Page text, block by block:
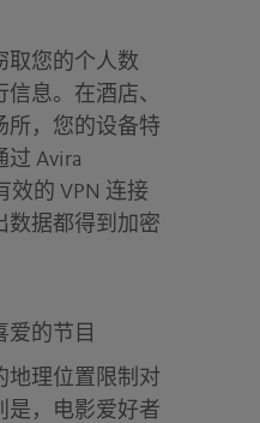
取您的个人数
息。在酒店、
所，您的设备特
过 Avira
效的 VPN 连接
数据都得到加密
爱的节目
地理位置限制对
是，电影爱好者